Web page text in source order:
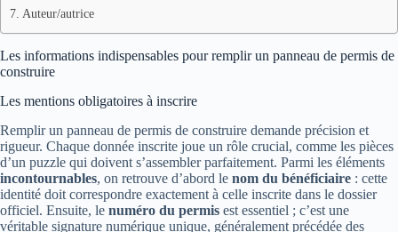
Auteur/autrice
Les informations indispensables pour remplir un panneau de permis de
construire
Les mentions obligatoires à inscrire
Remplir un panneau de permis de construire demande précision et
rigueur. Chaque donnée inscrite joue un rôle crucial, comme les pièces
d’un puzzle qui doivent s’assembler parfaitement. Parmi les éléments
incontournables, on retrouve d’abord le nom du bénéficiaire : cette
identité doit correspondre exactement à celle inscrite dans le dossier
officiel. Ensuite, le numéro du permis est essentiel ; c’est une
véritable signature numérique unique, généralement précédée des